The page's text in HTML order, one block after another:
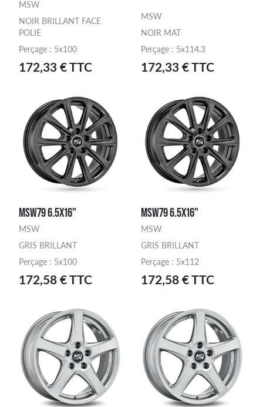
MSW
NOIR BRILLANT FACE
POLIE
Perçage : 5x100
172,33 € TTC
MSW
NOIR MAT
Perçage : 5x114.3
172,33 € TTC
MSW79 6.5X16"
MSW
GRIS BRILLANT
Perçage : 5x100
172,58 € TTC
MSW79 6.5X16"
MSW
GRIS BRILLANT
Perçage : 5x112
172,58 € TTC